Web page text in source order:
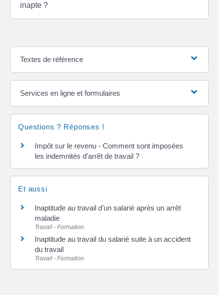
inapte ?
Textes de référence
Services en ligne et formulaires
Questions ? Réponses !
Impôt sur le revenu - Comment sont imposées
les indemnités d'arrêt de travail ?
Et aussi
Inaptitude au travail d'un salarié après un arrêt
maladie
Travail - Formation
Inaptitude au travail du salarié suite à un accident
du travail
Travail - Formation